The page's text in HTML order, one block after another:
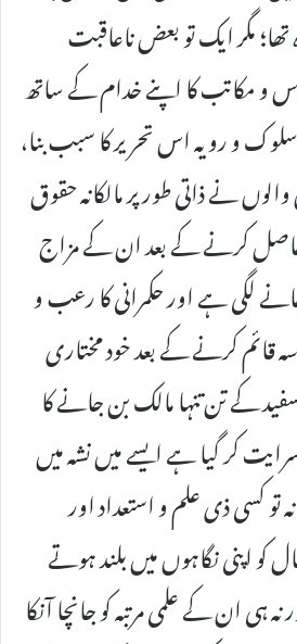
تھا؛ مگر ایک تو بعض ناعاقبت
و مکاتب کا اپنے خدام کے ساتھ
سلوک و رویہ اس تحریر کا سبب بنا،
نے ذاتی طور پر مالکانہ حقوق
کرنے کے بعد ان کے مزاج
لگی ہے اور حکمرانی کا رعب و
قائم کرنے کے بعد خود مختاری
کے تن تنہا مالک بن جانے کا
کر گیا ہے ایسے میں نشہ میں
کسی ذی علم و استعداد اور
اپنی نگاہوں میں بلند ہوتے
ہی ان کے علمی مرتبہ کو جانچا آنکا